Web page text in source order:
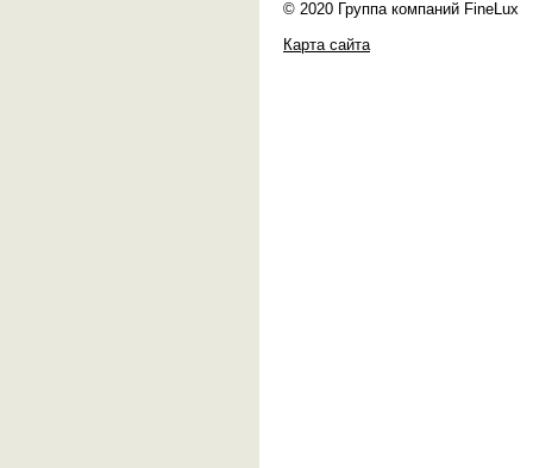
© 2020 Группа компаний FineLux
Карта сайта